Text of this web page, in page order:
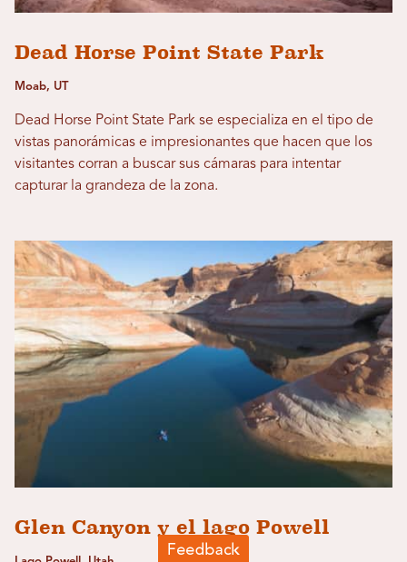
Dead Horse Point State Park
Moab, UT
Dead Horse Point State Park se especializa en el tipo de
vistas panorámicas e impresionantes que hacen que los
visitantes corran a buscar sus cámaras para intentar
capturar la grandeza de la zona.
Glen Canyon y el lago Powell